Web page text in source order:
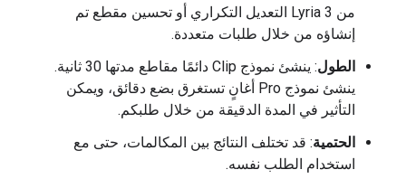
من Lyria 3 التعديل التكراري أو تحسين مقطع تم
إنشاؤه من خلال طلبات متعددة.
الطول
: ينشئ نموذج Clip دائمًا مقاطع مدتها 30 ثانية.
ينشئ نموذج Pro أغانٍ تستغرق بضع دقائق، ويمكن
التأثير في المدة الدقيقة من خلال طلبكم.
الحتمية: قد تختلف النتائج بين المكالمات، حتى مع
استخدام الطلب نفسه.